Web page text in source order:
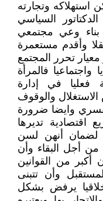
استهلاكه وتجارته
السياسي
بناء وعي مجتمعي
وأقدم مستعمرة
تحرر المجتمع
واجتماعيا فالمرأة
فعليا في إدارة
والوقوف
وايضا ضرورة
اقتصادية تديرها
لضمان أنهن لسن
أجل البقاء وأن
أكبر من القوانين
وأن تتبنى
يرفض بشكل